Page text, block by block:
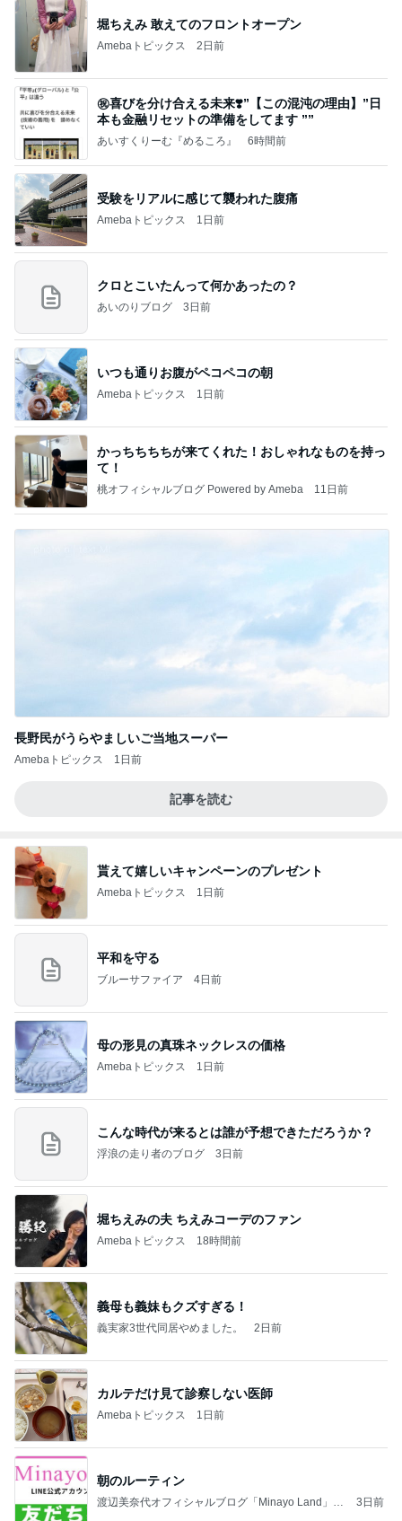
堀ちえみ 敢えてのフロントオープン
Amebaトピックス 2日前
㊗️喜びを分け合える未来❣️”【この混沌の理由】”⽇
本も⾦融リセットの準備をしてます ””
あいすくりーむ『めるころ』 6時間前
受験をリアルに感じて襲われた腹痛
Amebaトピックス 1日前
クロとこいたんって何かあったの？
あいのりブログ 3日前
いつも通りお腹がペコペコの朝
Amebaトピックス 1日前
かっちちちちが来てくれた！おしゃれなものを持っ
て！
桃オフィシャルブログ Powered by Ameba 11日前
長野民がうらやましいご当地スーパー
Amebaトピックス 1日前
記事を読む
貰えて嬉しいキャンペーンのプレゼント
Amebaトピックス 1日前
平和を守る
ブルーサファイア 4日前
母の形見の真珠ネックレスの価格
Amebaトピックス 1日前
こんな時代が来るとは誰が予想できただろうか？
浮浪の走り者のブログ 3日前
堀ちえみの夫 ちえみコーデのファン
Amebaトピックス 18時間前
義母も義妹もクズすぎる！
義実家3世代同居やめました。 2日前
カルテだけ見て診察しない医師
Amebaトピックス 1日前
朝のルーティン
渡辺美奈代オフィシャルブログ「Minayo Land」P
3日前